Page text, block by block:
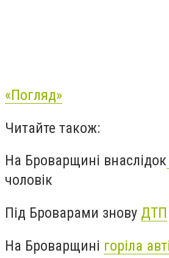
«Погляд»
Читайте також:
На Броварщині внаслідок
чоловік
Під Броварами знову ДТП
На Броварщині горіла